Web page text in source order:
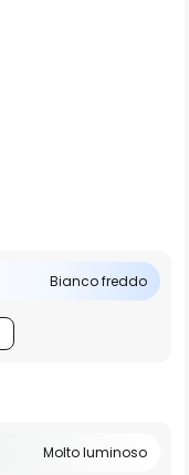
Bianco freddo
Molto luminoso